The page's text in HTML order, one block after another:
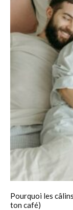
Pourquoi les
ton café)